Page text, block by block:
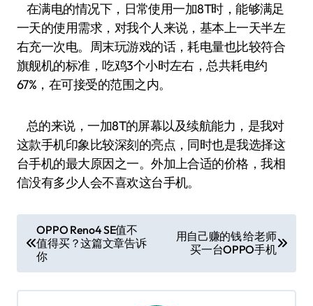
在满电的情况下，日常使用一加8T时，能够满足
一天的使用需求，对我个人来说，基本上一天半左
右充一次电。周末玩游戏的话，耗电量也比较符合
旗舰机的标准，吃鸡3个小时左右，总共耗电约
67%，在可接受的范围之内。
总的来说，一加8T的屏幕以及续航能力，是我对
这款手机印象比较深刻的亮点，同时也是我选择这
台手机的最大原因之一。外加上合适的价格，我相
信没有多少人会不喜欢这台手机。
章
导
航
OPPO Reno4 SE值不
值得买？这篇文章告诉
你
用自己赚的钱 给老师
买一台OPPO手机